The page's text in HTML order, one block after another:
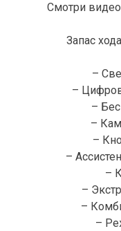
Смотри
Запас
–
–
–
–
–
–
–
–
–
–